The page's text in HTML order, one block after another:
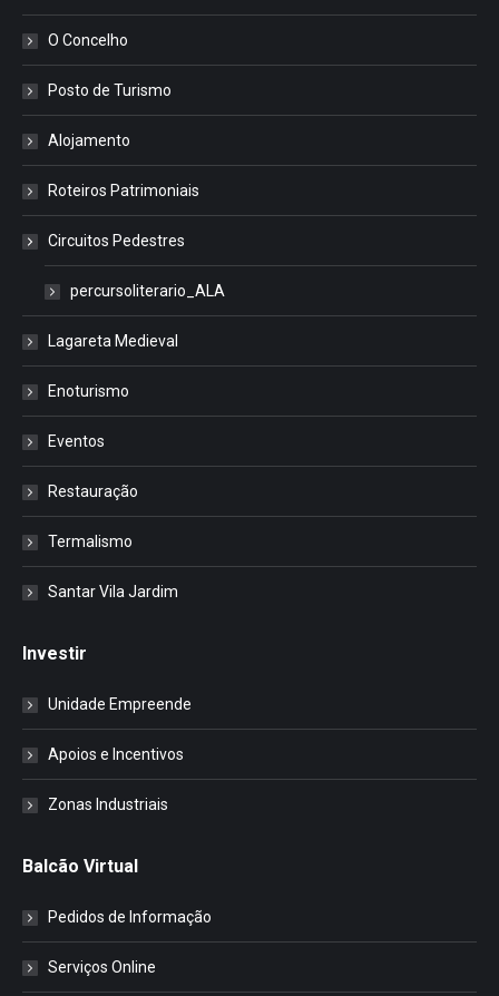
O Concelho
Posto de Turismo
Alojamento
Roteiros Patrimoniais
Circuitos Pedestres
percursoliterario_ALA
Lagareta Medieval
Enoturismo
Eventos
Restauração
Termalismo
Santar Vila Jardim
Investir
Unidade Empreende
Apoios e Incentivos
Zonas Industriais
Balcão Virtual
Pedidos de Informação
Serviços Online